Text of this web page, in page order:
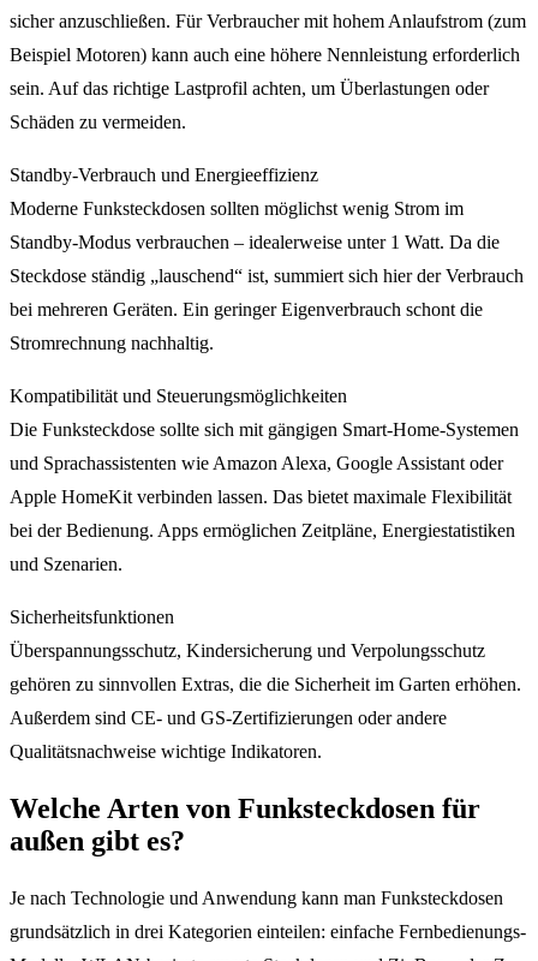
sicher anzuschließen. Für Verbraucher mit hohem Anlaufstrom (zum
Beispiel Motoren) kann auch eine höhere Nennleistung erforderlich
sein. Auf das richtige Lastprofil achten, um Überlastungen oder
Schäden zu vermeiden.
Standby-Verbrauch und Energieeffizienz
Moderne Funksteckdosen sollten möglichst wenig Strom im
Standby-Modus verbrauchen – idealerweise unter 1 Watt. Da die
Steckdose ständig „lauschend“ ist, summiert sich hier der Verbrauch
bei mehreren Geräten. Ein geringer Eigenverbrauch schont die
Stromrechnung nachhaltig.
Kompatibilität und Steuerungsmöglichkeiten
Die Funksteckdose sollte sich mit gängigen Smart-Home-Systemen
und Sprachassistenten wie Amazon Alexa, Google Assistant oder
Apple HomeKit verbinden lassen. Das bietet maximale Flexibilität
bei der Bedienung. Apps ermöglichen Zeitpläne, Energiestatistiken
und Szenarien.
Sicherheitsfunktionen
Überspannungsschutz, Kindersicherung und Verpolungsschutz
gehören zu sinnvollen Extras, die die Sicherheit im Garten erhöhen.
Außerdem sind CE- und GS-Zertifizierungen oder andere
Qualitätsnachweise wichtige Indikatoren.
Welche Arten von Funksteckdosen für
außen gibt es?
Je nach Technologie und Anwendung kann man Funksteckdosen
grundsätzlich in drei Kategorien einteilen: einfache Fernbedienungs-